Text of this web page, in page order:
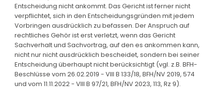
Entscheidung nicht ankommt. Das Gericht ist ferner nicht
verpflichtet, sich in den Entscheidungsgründen mit jedem
Vorbringen ausdrücklich zu befassen. Der Anspruch auf
rechtliches Gehör ist erst verletzt, wenn das Gericht
Sachverhalt und Sachvortrag, auf den es ankommen kann,
nicht nur nicht ausdrücklich bescheidet, sondern bei seiner
Entscheidung überhaupt nicht berücksichtigt (vgl. z.B. BFH-
Beschlüsse vom 26.02.2019 - VIII B 133/18, BFH/NV 2019, 574
und vom 11.11.2022 - VIII B 97/21, BFH/NV 2023, 113, Rz 9).